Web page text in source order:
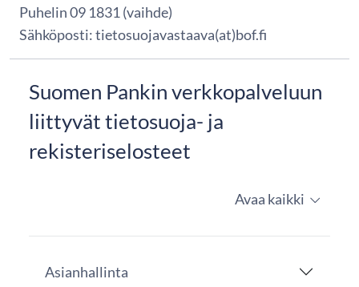
Puhelin 09 1831 (vaihde)
Sähköposti: tietosuojavastaava(at)bof.fi
Suomen Pankin verkkopalveluun
liittyvät tietosuoja- ja
rekisteriselosteet
Avaa kaikki
Asianhallinta